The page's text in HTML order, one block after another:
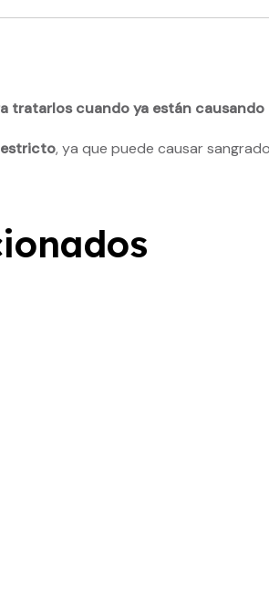
tratarlos cuando ya están
, ya que puede causar